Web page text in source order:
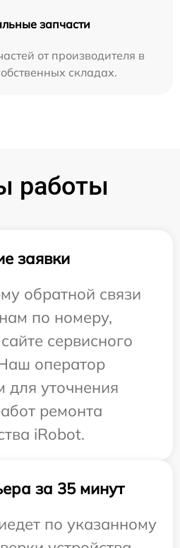
запчасти
от производителя в
складах.
работы
заявки
обратной связи
по номеру,
сервисного
оператор
для уточнения
ремонта
iRobot.
за 35 минут
по указанному